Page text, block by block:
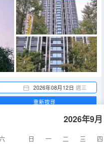
2026年08月12日 週三
2026年9月
日 一 二 三
四
重新搜尋